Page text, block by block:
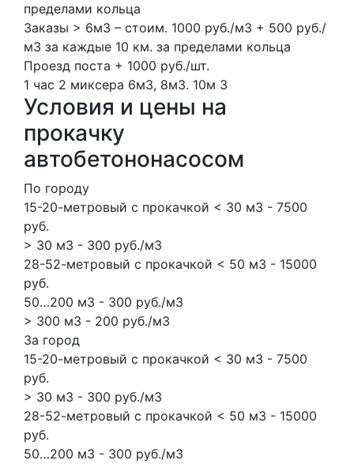
пределами кольца
Заказы > 6м3 – стоим. 1000 руб./м3 + 500 руб./
м3 за каждые 10 км. за пределами кольца
Проезд поста + 1000 руб./шт.
1 час 2 миксера 6м3, 8м3. 10м 3
Условия и цены на
прокачку
автобетононасосом
По городу
15-20-метровый с прокачкой < 30 м3 - 7500
руб.
> 30 м3 - 300 руб./м3
28-52-метровый с прокачкой < 50 м3 - 15000
руб.
50…200 м3 - 300 руб./м3
> 300 м3 - 200 руб./м3
За город
15-20-метровый с прокачкой < 30 м3 - 7500
руб.
> 30 м3 - 300 руб./м3
28-52-метровый с прокачкой < 50 м3 - 15000
руб.
50…200 м3 - 300 руб./м3